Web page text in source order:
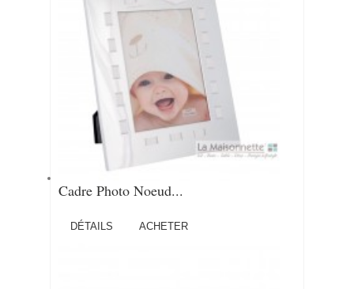
Cadre Photo Noeud...
DÉTAILS ACHETER